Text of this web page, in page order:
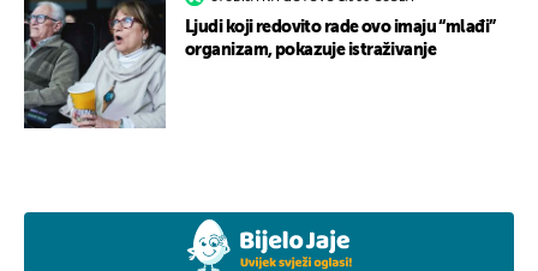
Ljudi koji redovito rade ovo imaju “mlađi”
organizam, pokazuje istraživanje